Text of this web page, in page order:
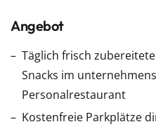
Angebot
Täglich frisch
Snacks im
Personalrestaurant
Kostenfreie Parkplätze